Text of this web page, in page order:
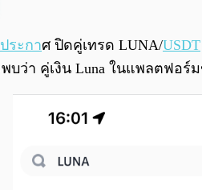
ระกาศ ปิดคู่เทรด LUNA/USDT
บว่า คู่เงิน Luna ในแพลตฟอ